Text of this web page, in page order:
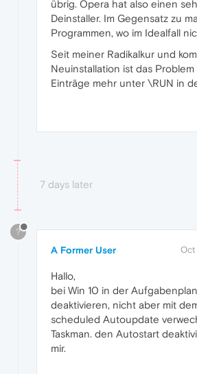
übrig. Opera hat also einen
Deinstaller. Im Gegensatz zu
Programmen, wo im Idealfall
Seit meiner Radikalkur und
Neuinstallation ist das Problem
Einträge mehr unter \RUN in
7 days later
?
A Former User Oct
Hallo,
bei Win 10 in der
deaktivieren, nicht aber mit
scheduled Autoupdate
Taskman. den Autostart
mir.